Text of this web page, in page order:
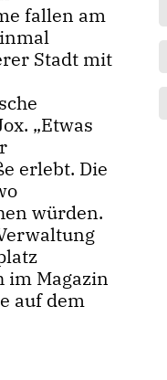
fallen am
Stadt mit
„Etwas
erlebt. Die
würden.
im Magazin
auf dem